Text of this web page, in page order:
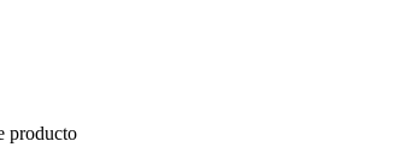
producto